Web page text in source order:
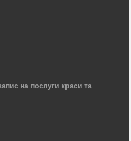
на послуги краси та